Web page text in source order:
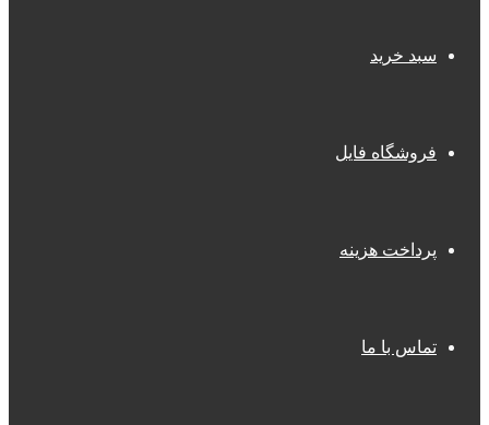
سبد خرید
فروشگاه فایل
پرداخت هزینه
تماس با ما